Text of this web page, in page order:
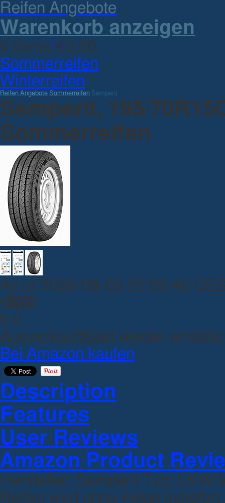
Reifen Angebote
Warenkorb anzeigen
0 items €0.00
Sommerreifen
Winterreifen
Reifen Angebote Sommerreifen Semperit
Semperit, 195/
Sommerreifen
As of 2026-08-05 22:09:46
0 0
Ausverkauft Bald wieder
Bei Amazon kaufen
Description
Features
User Reviews
Amazon Product
Hersteller: Semperit Typ:
Reifen wird ohne Felge